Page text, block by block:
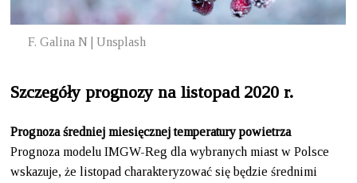
F. Galina N | Unsplash
Szczegóły prognozy na listopad 2020 r.
Prognoza średniej miesięcznej temperatury powietrza
Prognoza modelu IMGW-Reg dla wybranych miast w Polsce
wskazuje, że listopad charakteryzować się będzie średnimi